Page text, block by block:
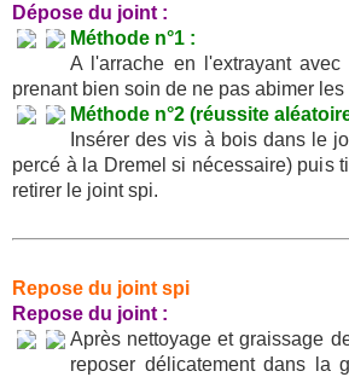
Dépose du joint :
Méthode n°1 :
A l'arrache en l'extrayant
prenant bien soin de ne pas abimer
Méthode n°2 (réussite
Insérer des vis à bois dans le
percé à la Dremel si nécessaire) puis
retirer le joint spi.
Repose du joint spi
Repose du joint :
Après nettoyage et graissage
reposer délicatement dans la